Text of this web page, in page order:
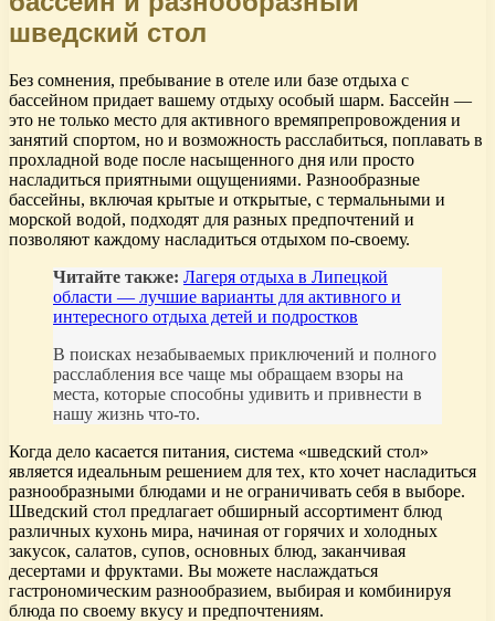
шведский стол
Без сомнения, пребывание в отеле или базе отдыха с
бассейном придает вашему отдыху особый шарм. Бассейн —
это не только место для активного времяпрепровождения и
занятий спортом, но и возможность расслабиться, поплавать в
прохладной воде после насыщенного дня или просто
насладиться приятными ощущениями. Разнообразные
бассейны, включая крытые и открытые, с термальными и
морской водой, подходят для разных предпочтений и
позволяют каждому насладиться отдыхом по-своему.
Читайте также: Лагеря отдыха в Липецкой
области — лучшие варианты для активного и
интересного отдыха детей и подростков
В поисках незабываемых приключений и полного
расслабления все чаще мы обращаем взоры на
места, которые способны удивить и привнести в
нашу жизнь что-то.
Когда дело касается питания, система «шведский стол»
является идеальным решением для тех, кто хочет насладиться
разнообразными блюдами и не ограничивать себя в выборе.
Шведский стол предлагает обширный ассортимент блюд
различных кухонь мира, начиная от горячих и холодных
закусок, салатов, супов, основных блюд, заканчивая
десертами и фруктами. Вы можете наслаждаться
гастрономическим разнообразием, выбирая и комбинируя
блюда по своему вкусу и предпочтениям.